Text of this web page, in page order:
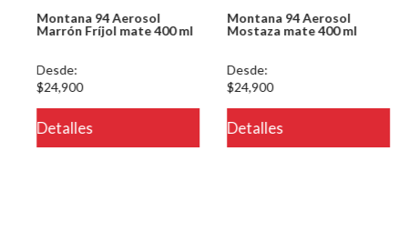
Montana 94 Aerosol
Marrón Fríjol mate 400 ml
Desde:
$24,900
Detalles
Montana 94 Aerosol
Mostaza mate 400 ml
Desde:
$24,900
Detalles